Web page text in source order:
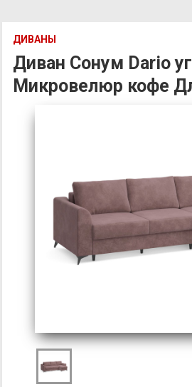
ДИВАНЫ
Диван Сонум Dario
Микровелюр кофе